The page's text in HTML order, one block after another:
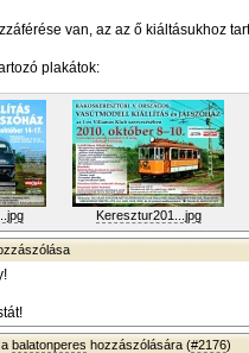
van, az az ő kiáltásukhoz
plakátok:
Keresztur201...jpg
balatonperes hozzászólására (#2176)